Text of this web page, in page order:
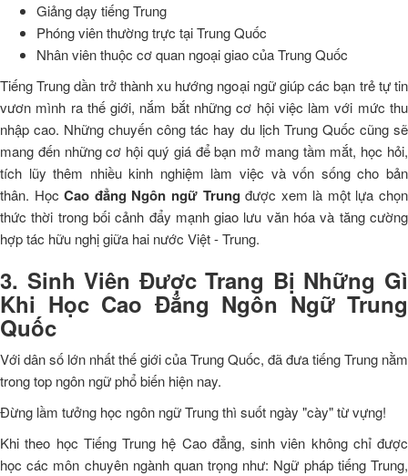
Giảng dạy tiếng Trung
Phóng viên thường trực tại Trung Quốc
Nhân viên thuộc cơ quan ngoại giao của Trung Quốc
Tiếng Trung dần trở thành xu hướng ngoại ngữ giúp các bạn trẻ tự tin
vươn mình ra thế giới, nắm bắt những cơ hội việc làm với mức thu
nhập cao. Những chuyến công tác hay du lịch Trung Quốc cũng sẽ
mang đến những cơ hội quý giá để bạn mở mang tầm mắt, học hỏi,
tích lũy thêm nhiều kinh nghiệm làm việc và vốn sống cho bản
thân. HọcCao đẳng Ngôn ngữ Trung được xem là một lựa chọn
thức thời trong bối cảnh đẩy mạnh giao lưu văn hóa và tăng cường
hợp tác hữu nghị giữa hai nước Việt - Trung.
3. Sinh Viên Được Trang Bị Những Gì
Khi Học Cao Đẳng Ngôn Ngữ Trung
Quốc
Với dân số lớn nhất thế giới của Trung Quốc, đã đưa tiếng Trung nằm
trong top ngôn ngữ phổ biến hiện nay.
Đừng lầm tưởng học ngôn ngữ Trung thì suốt ngày "cày" từ vựng!
Khi theo học Tiếng Trung hệ Cao đẳng, sinh viên không chỉ được
học các môn chuyên ngành quan trọng như: Ngữ pháp tiếng Trung,